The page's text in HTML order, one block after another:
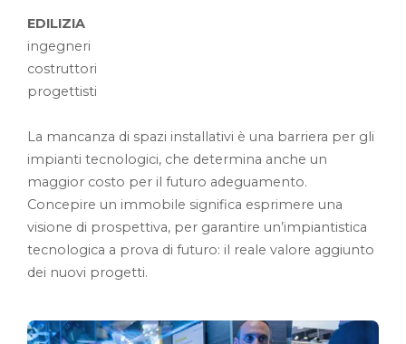
EDILIZIA
ingegneri
costruttori
progettisti
La mancanza di spazi installativi è una barriera per gli
impianti tecnologici, che determina anche un
maggior costo per il futuro adeguamento.
Concepire un immobile significa esprimere una
visione di prospettiva, per garantire un’impiantistica
tecnologica a prova di futuro: il reale valore aggiunto
dei nuovi progetti.